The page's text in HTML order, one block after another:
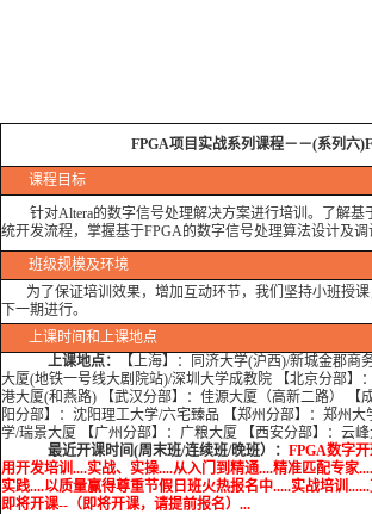
FPGA项目实战系列课程－－(系列六
课程目标
针对Altera的数字信号处理解决方案进行培训 。
了解
统开发流程，掌握基于FPGA的数字信号处理算法设计及调
班级规模及环境
为了保证培训效果，增加互动环节，我们坚持小班授课
下一期进行。
上课时间和上课地点
上课地点：
【上海】：同济大学(沪西)/新城金郡
大厦(地铁一号线大剧院站)/深圳大学成教院 【北京分部】
港大厦(和燕路) 【武汉分部】：佳源大厦（高新二路） 【
阳分部】：沈阳理工大学/六宅臻品 【郑州分部】：郑州
学/瑞景大厦 【广州分部】：广粮大厦 【西安分部】：云峰
最近开课时间(周末班/连续班/晚班）： FPGA数字
用开发培训....实战、实操....从入门到精通....精准匹配专家
实践....以质量赢得尊重节假日班火热报名中.....实战培训
即将开课--（即将开课，请提前报名）...